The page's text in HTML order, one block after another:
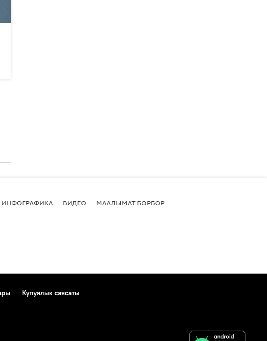
ИНФОГРАФИКА ВИДЕО МААЛЫМАТ БОРБОР
Купуялык саясаты